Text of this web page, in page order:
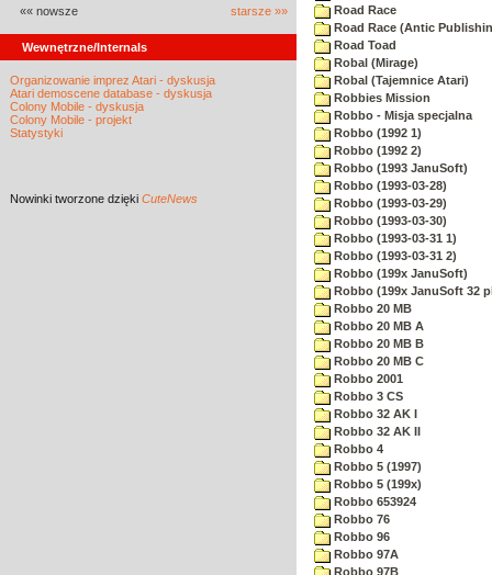
«« nowsze starsze »»
Wewnętrzne/Internals
Organizowanie imprez Atari - dyskusja
Atari demoscene database - dyskusja
Colony Mobile - dyskusja
Colony Mobile - projekt
Statystyki
Nowinki tworzone dzięki CuteNews
Road Race
Road Race (Antic
Road Toad
Robal (Mirage)
Robal (Tajemnice Atari)
Robbies Mission
Robbo - Misja specjalna
Robbo (1992 1)
Robbo (1992 2)
Robbo (1993 JanuSoft)
Robbo (1993-03-28)
Robbo (1993-03-29)
Robbo (1993-03-30)
Robbo (1993-03-31 1)
Robbo (1993-03-31 2)
Robbo (199x JanuSoft)
Robbo (199x JanuSoft 32
Robbo 20 MB
Robbo 20 MB A
Robbo 20 MB B
Robbo 20 MB C
Robbo 2001
Robbo 3 CS
Robbo 32 AK I
Robbo 32 AK II
Robbo 4
Robbo 5 (1997)
Robbo 5 (199x)
Robbo 653924
Robbo 76
Robbo 96
Robbo 97A
Robbo 97B